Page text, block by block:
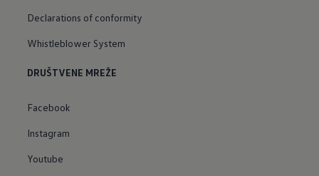
Declarations of conformity
Whistleblower System
DRUŠTVENE MREŽE
Facebook
Instagram
Youtube